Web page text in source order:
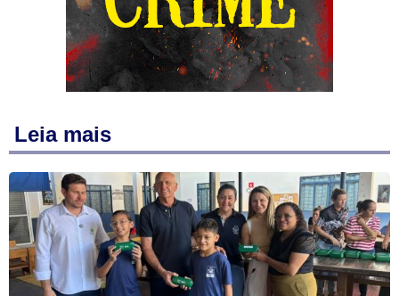
Leia mais